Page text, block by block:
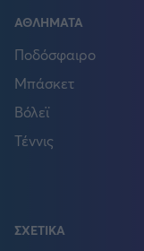
ΑΘΛΗΜΑΤΑ
Ποδόσφαιρο
Μπάσκετ
Βόλεϊ
Τέννις
ΣΧΕΤΙΚΑ